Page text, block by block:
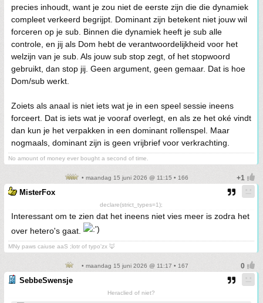
precies inhoudt, want je zou niet de eerste zijn die die dynamiek
compleet verkeerd begrijpt. Dominant zijn betekent niet jouw wil
forceren op je sub. Binnen die dynamiek heeft je sub alle
controle, en jij als Dom hebt de verantwoordelijkheid voor het
welzijn van je sub. Als jouw sub stop zegt, of het stopwoord
gebruikt, dan stop jij. Geen argument, geen gemaar. Dat is hoe
Dom/sub werkt.
Zoiets als anaal is niet iets wat je in een speel sessie ineens
forceert. Dat is iets wat je vooraf overlegt, en als ze het oké vindt
dan kun je het verpakken in een dominant rollenspel. Maar
nogmaals, dominant zijn is geen vrijbrief voor verkrachting.
No amount of money ever bought a second of time.
• maandag 15 juni 2026 @ 11:15 • 166
MisterFox
declare(strict_types=1);
Interessant om te zien dat het ineens niet vies meer is zodra het
over hetero's gaat.
MNy paws caiuse aaS ;lotr of typo'zx 🦊
• maandag 15 juni 2026 @ 11:17 • 167
SebbeSwensje
Heraclied of niet?